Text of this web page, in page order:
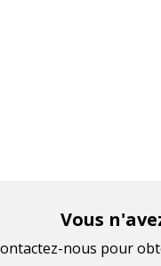
Vous
nous pour